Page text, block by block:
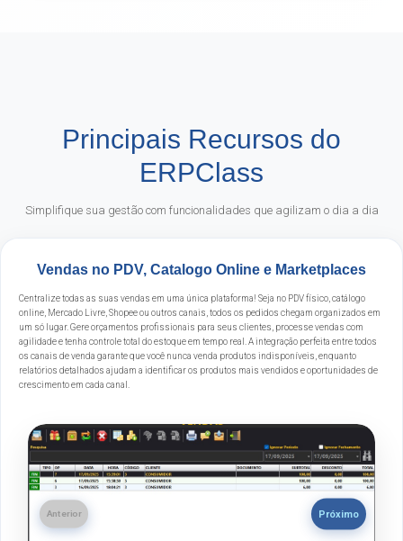
Principais Recursos do
ERPClass
Simplifique sua gestão com funcionalidades que agilizam o dia a dia
Vendas no PDV, Catalogo Online e Marketplaces
Centralize todas as suas vendas em uma única plataforma! Seja no PDV físico, catálogo
online, Mercado Livre, Shopee ou outros canais, todos os pedidos chegam organizados em
um só lugar. Gere orçamentos profissionais para seus clientes, processe vendas com
agilidade e tenha controle total do estoque em tempo real. A integração perfeita entre todos
os canais de venda garante que você nunca venda produtos indisponíveis, enquanto
relatórios detalhados ajudam a identificar os produtos mais vendidos e oportunidades de
crescimento em cada canal.
Anterior Próximo